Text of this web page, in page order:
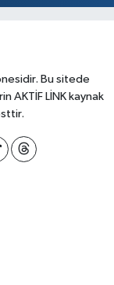
Bu sitede
AKTİF LİNK kaynak